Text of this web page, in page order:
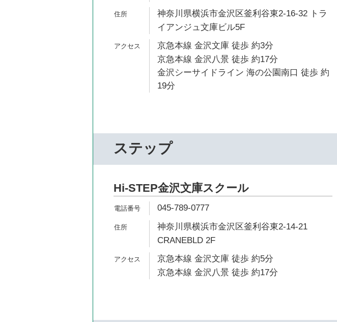
神奈川県横浜市金沢区釜利谷東2-16-32 トラ
イアンジュ文庫ビル5F
京急本線 金沢文庫 徒歩 約3分
京急本線 金沢八景 徒歩 約17分
金沢シーサイドライン 海の公園南口 徒歩 約
19分
ステップ
Hi-STEP金沢文庫スクール
045-789-0777
神奈川県横浜市金沢区釜利谷東2-14-21
CRANEBLD 2F
京急本線 金沢文庫 徒歩 約5分
京急本線 金沢八景 徒歩 約17分